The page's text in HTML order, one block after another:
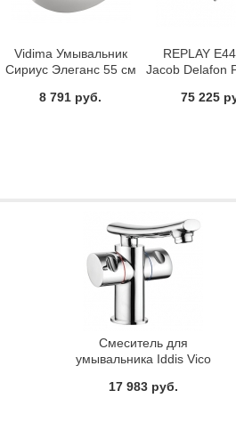
Vidima Умывальник
Сириус Элеганс 55 см
8 791 руб.
REPLAY
Jacob Delafon
75 225
Смеситель для
умывальника Iddis Vico
17 983 руб.